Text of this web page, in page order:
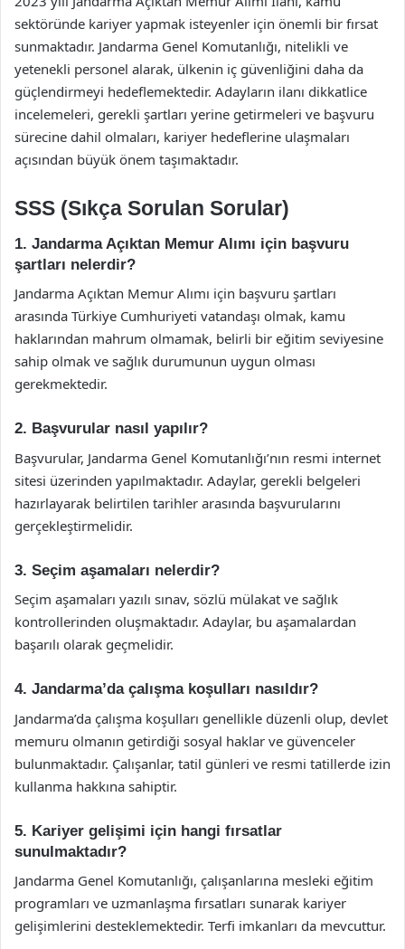
sektöründe kariyer yapmak isteyenler için önemli bir fırsat
sunmaktadır. Jandarma Genel Komutanlığı, nitelikli ve
yetenekli personel alarak, ülkenin iç güvenliğini daha da
güçlendirmeyi hedeflemektedir. Adayların ilanı dikkatlice
incelemeleri, gerekli şartları yerine getirmeleri ve başvuru
sürecine dahil olmaları, kariyer hedeflerine ulaşmaları
açısından büyük önem taşımaktadır.
SSS (Sıkça Sorulan Sorular)
1. Jandarma Açıktan Memur Alımı için başvuru
şartları nelerdir?
Jandarma Açıktan Memur Alımı için başvuru şartları
arasında Türkiye Cumhuriyeti vatandaşı olmak, kamu
haklarından mahrum olmamak, belirli bir eğitim seviyesine
sahip olmak ve sağlık durumunun uygun olması
gerekmektedir.
2. Başvurular nasıl yapılır?
Başvurular, Jandarma Genel Komutanlığı’nın resmi internet
sitesi üzerinden yapılmaktadır. Adaylar, gerekli belgeleri
hazırlayarak belirtilen tarihler arasında başvurularını
gerçekleştirmelidir.
3. Seçim aşamaları nelerdir?
Seçim aşamaları yazılı sınav, sözlü mülakat ve sağlık
kontrollerinden oluşmaktadır. Adaylar, bu aşamalardan
başarılı olarak geçmelidir.
4. Jandarma’da çalışma koşulları nasıldır?
Jandarma’da çalışma koşulları genellikle düzenli olup, devlet
memuru olmanın getirdiği sosyal haklar ve güvenceler
bulunmaktadır. Çalışanlar, tatil günleri ve resmi tatillerde izin
kullanma hakkına sahiptir.
5. Kariyer gelişimi için hangi fırsatlar
sunulmaktadır?
Jandarma Genel Komutanlığı, çalışanlarına mesleki eğitim
programları ve uzmanlaşma fırsatları sunarak kariyer
gelişimlerini desteklemektedir. Terfi imkanları da mevcuttur.